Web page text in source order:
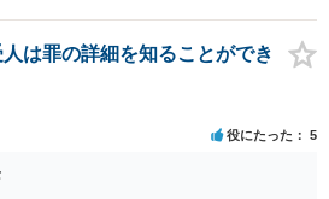
は罪の詳細を知ることができ
役にたった 5